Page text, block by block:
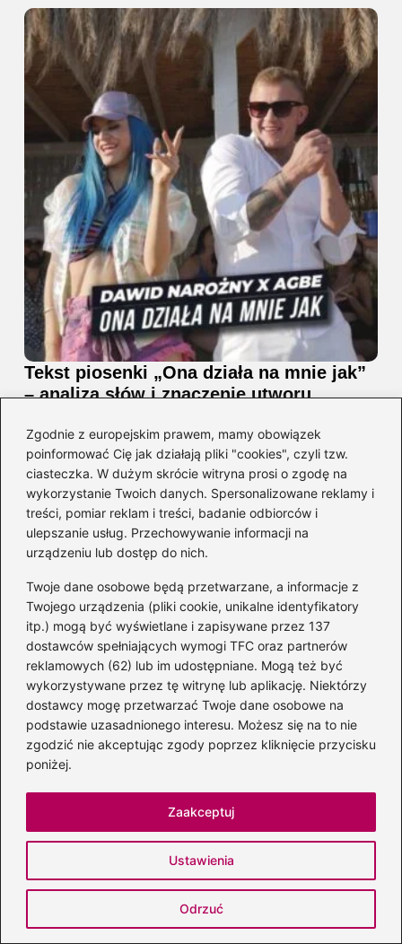
Zgodnie z europejskim prawem, mamy obowiązek
poinformować Cię jak działają pliki "cookies", czyli tzw.
ciasteczka. W dużym skrócie witryna prosi o zgodę na
wykorzystanie Twoich danych. Spersonalizowane reklamy i
treści, pomiar reklam i treści, badanie odbiorców i
ulepszanie usług. Przechowywanie informacji na
urządzeniu lub dostęp do nich.
Twoje dane osobowe będą przetwarzane, a informacje z
Twojego urządzenia (pliki cookie, unikalne identyfikatory
itp.) mogą być wyświetlane i zapisywane przez 137
dostawców spełniających wymogi TFC oraz partnerów
reklamowych (62) lub im udostępniane. Mogą też być
wykorzystywane przez tę witrynę lub aplikację. Niektórzy
dostawcy mogę przetwarzać Twoje dane osobowe na
podstawie uzasadnionego interesu. Możesz się na to nie
zgodzić nie akceptując zgody poprzez kliknięcie przycisku
poniżej.
Ustawienia
Odrzuć
Zaakceptuj
Tekst piosenki „Ona działa na mnie jak”
– analiza słów i znaczenie utworu
Nick Cave o Sinead O’Connor i Shanie
MacGowanie: poruszający hołd muzyka
2026-08-08